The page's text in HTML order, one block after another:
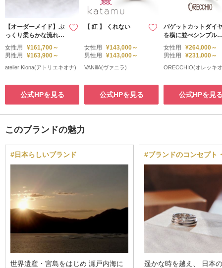
【オーダーメイド】ぷ
っくり柔らかな流れが
かわいい。内側にはふ
たりの筆跡。
女性用
¥161,700～
男性用
¥163,900～
atelier Kiona(アトリエキオナ)
公式HPを見る
【 紅 】 くれない
女性用
¥143,000～
男性用
¥143,000～
VANillA(ヴァニラ)
公式HPを見る
バゲットカットダイ
を横に並べシンプル
けど存在感のあるエ
ニティータイプの結
指輪。＜safari～サフ
ァリ＞ FM‐2221/FM
女性用
¥264,000～
男性用
¥231,000～
ORECCHIO(オレッキ
公式HPを見
このブランドの魅力
#日本らしいブランド
世界遺産・宮島をはじめ 瀬戸内海に
#ブランドのコンセプト
遥かな時を越え、 日本